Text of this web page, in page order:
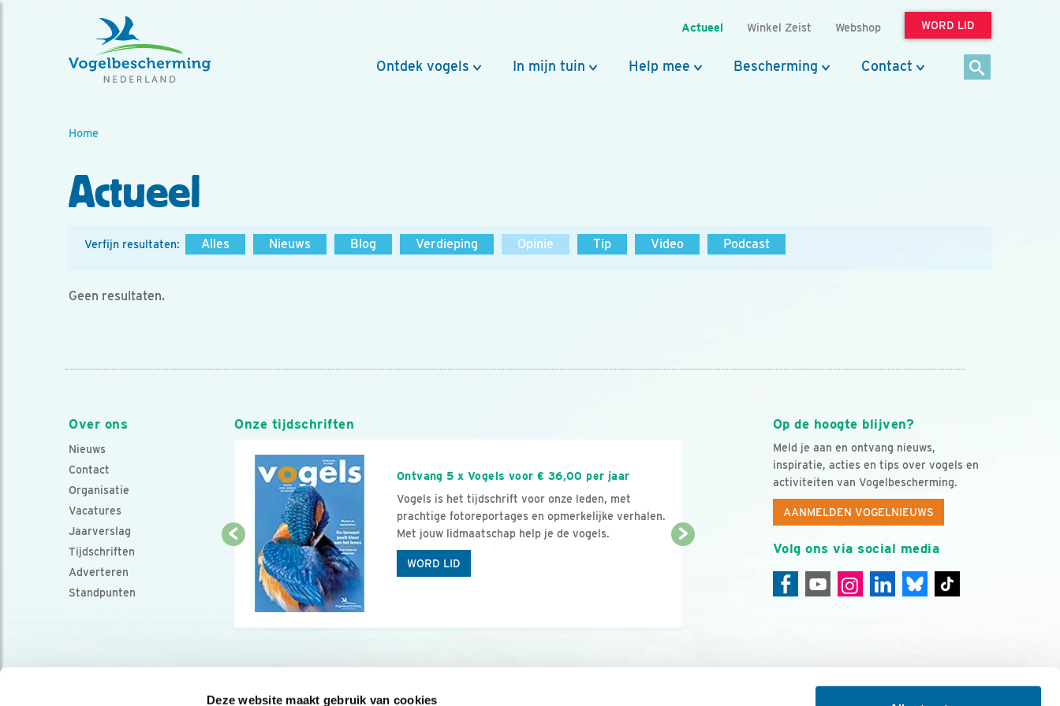
Deze website maakt gebruik van cookies
Actueel Winkel Zeist Webshop WORD LID
Ontdek vogels In mijn tuin Help mee Bescherming Contact
Home
Actueel
Verfijn resultaten: Alles Nieuws Blog Verdieping Opinie Tip Video Podcast
Geen resultaten.
Over ons
Nieuws
Contact
Organisatie
Vacatures
Jaarverslag
Tijdschriften
Adverteren
Standpunten
Op de hoogte blijven?
Meld je aan en ontvang nieuws,
inspiratie, acties en tips over vogels en
activiteiten van Vogelbescherming.
AANMELDEN VOGELNIEUWS
Volg ons via social media
Onze tijdschriften
Ontvang 5 x Vogels voor € 36,00 per jaar
Vogels is het tijdschrift voor onze leden, met
prachtige fotoreportages en opmerkelijke verhalen.
Met jouw lidmaatschap help je de vogels.
WORD LID